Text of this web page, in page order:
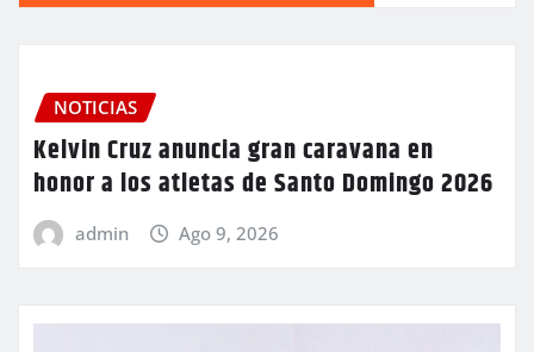
NOTICIAS
Kelvin Cruz anuncia gran caravana en
honor a los atletas de Santo Domingo 2026
admin Ago 9, 2026